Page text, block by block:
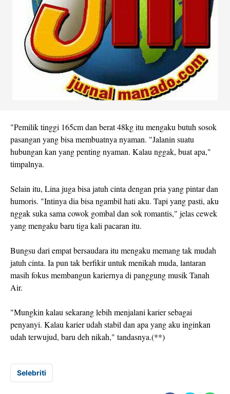
"Pemilik tinggi 165cm dan berat 48kg itu mengaku butuh sosok
pasangan yang bisa membuatnya nyaman. "Jalanin suatu
hubungan kan yang penting nyaman. Kalau nggak, buat apa,"
timpalnya.
Selain itu, Lina juga bisa jatuh cinta dengan pria yang pintar dan
humoris. "Intinya dia bisa ngambil hati aku. Tapi yang pasti, aku
nggak suka sama cowok gombal dan sok romantis," jelas cewek
yang mengaku baru tiga kali pacaran itu.
Bungsu dari empat bersaudara itu mengaku memang tak mudah
jatuh cinta. Ia pun tak berfikir untuk menikah muda, lantaran
masih fokus membangun kariernya di panggung musik Tanah
Air.
"Mungkin kalau sekarang lebih menjalani karier sebagai
penyanyi. Kalau karier udah stabil dan apa yang aku inginkan
udah terwujud, baru deh nikah," tandasnya.(**)
Selebriti